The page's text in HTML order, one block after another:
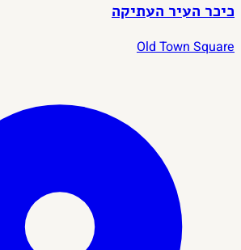
כיכר העיר העתיקה
Old Town Square